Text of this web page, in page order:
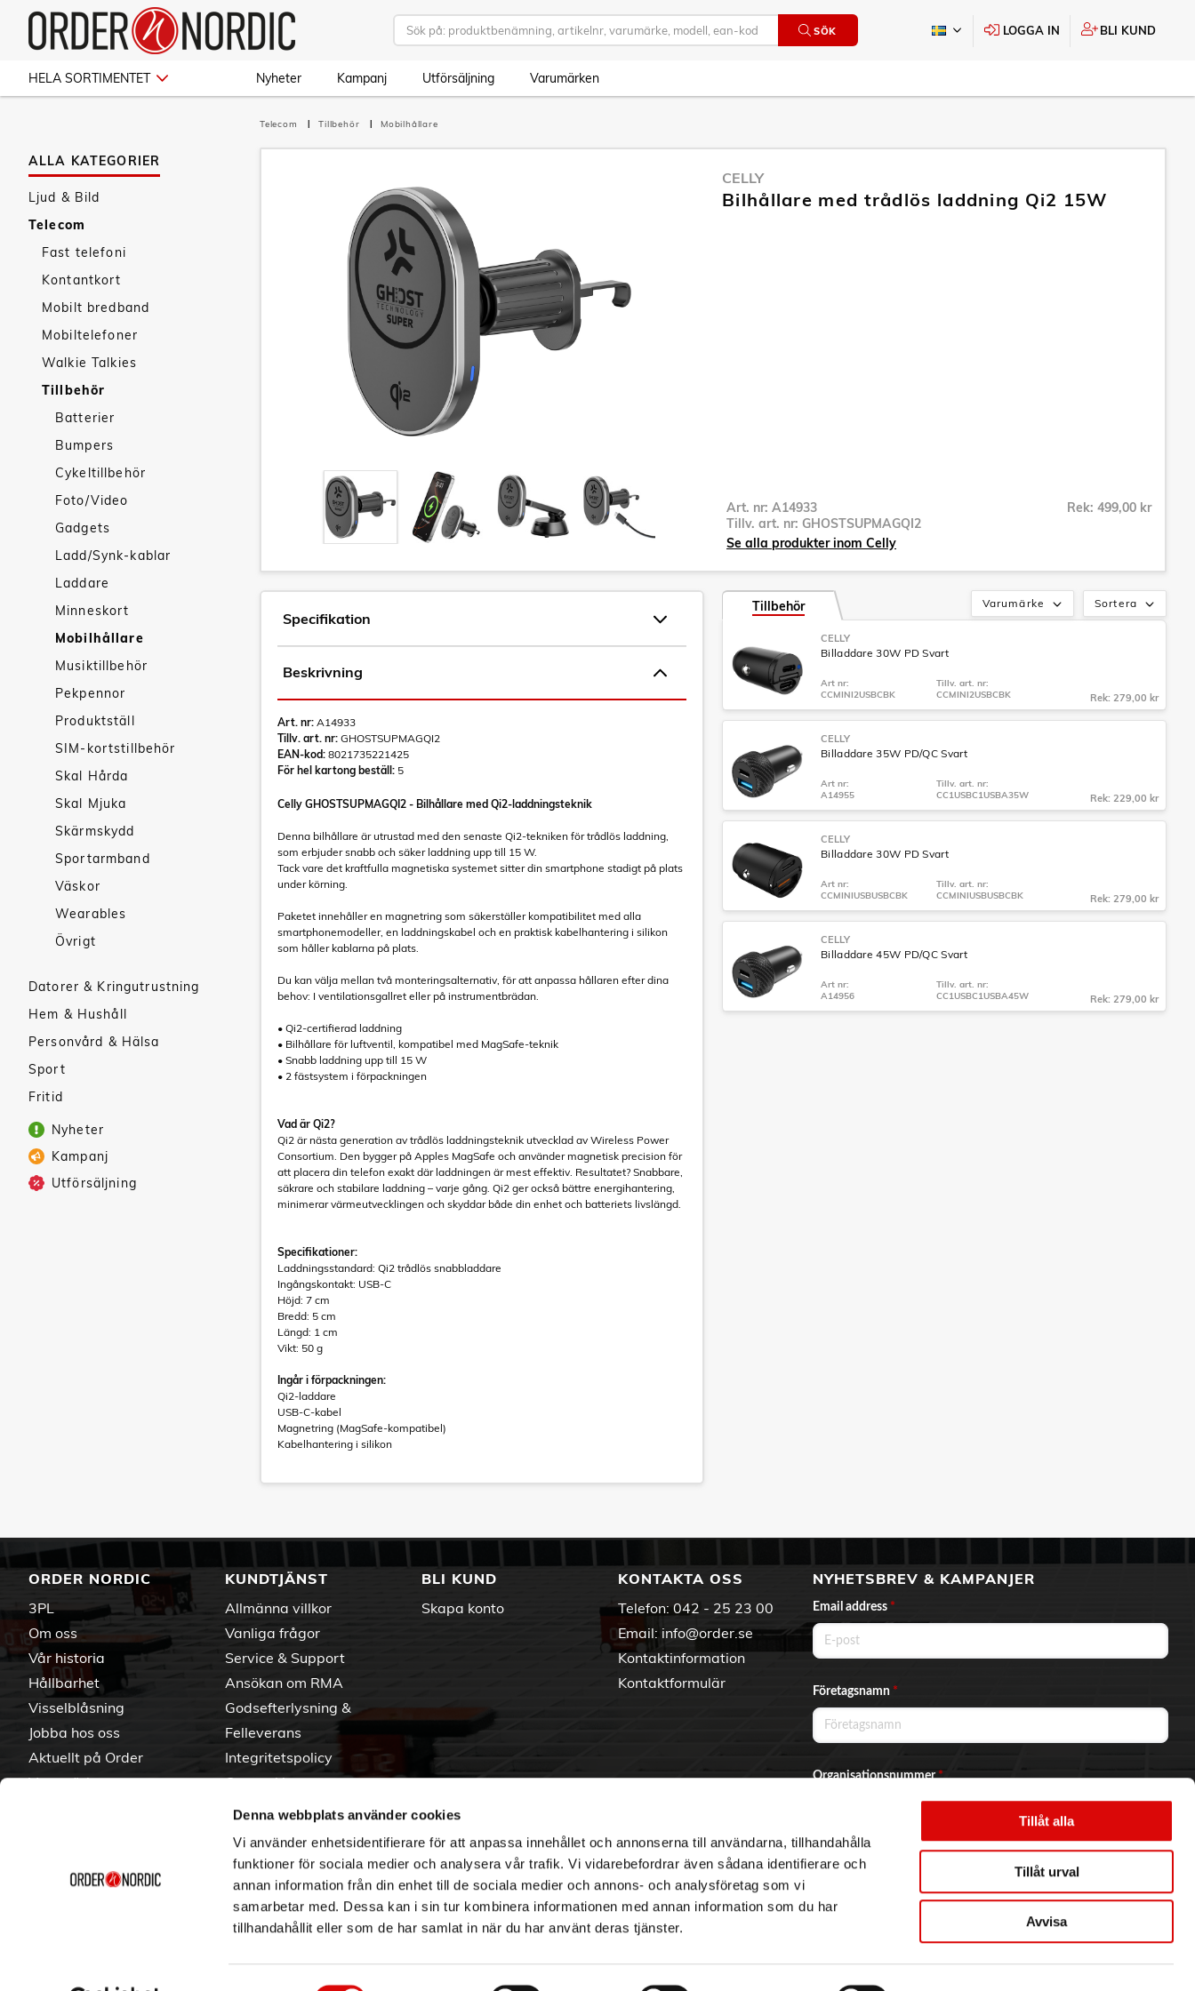
Denna webbplats använder cookies
Vi använder enhetsidentifierare för att anpassa innehållet och annonserna till användarna, tillhandahålla
funktioner för sociala medier och analysera vår trafik. Vi vidarebefordrar även sådana identifierare och
annan information från din enhet till de sociala medier och annons- och analysföretag som vi
samarbetar med. Dessa kan i sin tur kombinera informationen med annan information som du har
tillhandahållit eller som de har samlat in när du har använt deras tjänster.
Tillåt alla
Tillåt urval
Avvisa
SÖK LOGGA IN BLI KUND
HELA SORTIMENTET Nyheter Kampanj Utförsäljning Varumärken
ALLA KATEGORIER
Ljud & Bild
Telecom
Fast telefoni
Kontantkort
Mobilt bredband
Mobiltelefoner
Walkie Talkies
Tillbehör
Batterier
Bumpers
Cykeltillbehör
Foto/Video
Gadgets
Ladd/Synk-kablar
Laddare
Minneskort
Mobilhållare
Musiktillbehör
Pekpennor
Produktställ
SIM-kortstillbehör
Skal Hårda
Skal Mjuka
Skärmskydd
Sportarmband
Väskor
Wearables
Övrigt
Datorer & Kringutrustning
Hem & Hushåll
Personvård & Hälsa
Sport
Fritid
Nyheter
Kampanj
Utförsäljning
Telecom Tillbehör Mobilhållare
CELLY
Bilhållare med trådlös laddning Qi2 15W
Art. nr: A14933
Tillv. art. nr: GHOSTSUPMAGQI2
Rek: 499,00 kr
Se alla produkter inom Celly
Specifikation
Beskrivning
Art. nr: A14933
Tillv. art. nr: GHOSTSUPMAGQI2
EAN-kod: 8021735221425
För hel kartong beställ: 5
Celly GHOSTSUPMAGQI2 - Bilhållare med Qi2-laddningsteknik
Denna bilhållare är utrustad med den senaste Qi2-tekniken för trådlös laddning,
som erbjuder snabb och säker laddning upp till 15 W.
Tack vare det kraftfulla magnetiska systemet sitter din smartphone stadigt på plats
under körning.
Paketet innehåller en magnetring som säkerställer kompatibilitet med alla
smartphonemodeller, en laddningskabel och en praktisk kabelhantering i silikon
som håller kablarna på plats.
Du kan välja mellan två monteringsalternativ, för att anpassa hållaren efter dina
behov: I ventilationsgallret eller på instrumentbrädan.
• Qi2-certifierad laddning
• Bilhållare för luftventil, kompatibel med MagSafe-teknik
• Snabb laddning upp till 15 W
• 2 fästsystem i förpackningen
Vad är Qi2?
Qi2 är nästa generation av trådlös laddningsteknik utvecklad av Wireless Power
Consortium. Den bygger på Apples MagSafe och använder magnetisk precision för
att placera din telefon exakt där laddningen är mest effektiv. Resultatet? Snabbare,
säkrare och stabilare laddning – varje gång. Qi2 ger också bättre energihantering,
minimerar värmeutvecklingen och skyddar både din enhet och batteriets livslängd.
Specifikationer:
Laddningsstandard: Qi2 trådlös snabbladdare
Ingångskontakt: USB-C
Höjd: 7 cm
Bredd: 5 cm
Längd: 1 cm
Vikt: 50 g
Ingår i förpackningen:
Qi2-laddare
USB-C-kabel
Magnetring (MagSafe-kompatibel)
Kabelhantering i silikon
Sortera
Varumärke
Tillbehör
CELLY
Billaddare 30W PD Svart
Art nr:
CCMINI2USBCBK
Tillv. art. nr:
CCMINI2USBCBK
Rek: 279,00 kr
CELLY
Billaddare 35W PD/QC Svart
Art nr:
A14955
Tillv. art. nr:
CC1USBC1USBA35W
Rek: 229,00 kr
CELLY
Billaddare 30W PD Svart
Art nr:
CCMINIUSBUSBCBK
Tillv. art. nr:
CCMINIUSBUSBCBK
Rek: 279,00 kr
CELLY
Billaddare 45W PD/QC Svart
Art nr:
A14956
Tillv. art. nr:
CC1USBC1USBA45W
Rek: 279,00 kr
ORDER NORDIC
3PL
Om oss
Vår historia
Hållbarhet
Visselblåsning
Jobba hos oss
Aktuellt på Order
Varumärken
KUNDTJÄNST
Allmänna villkor
Vanliga frågor
Service & Support
Ansökan om RMA
Godsefterlysning &
Felleverans
Integritetspolicy
Om cookies
BLI KUND
Skapa konto
KONTAKTA OSS
Telefon: 042 - 25 23 00
Email: info@order.se
Kontaktinformation
Kontaktformulär
NYHETSBREV & KAMPANJER
Email address *
Företagsnamn *
Organisationsnummer*
Ja, jag vill prenumerera på nyhetsbrevet.